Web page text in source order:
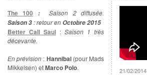
The 100 :Saison 2 diffusée.
Saison 3: retour enOctobre 2015
Better Call Saul : Saison 1 très
décevante.
En prévision : Hannibal(pour Mads
Mikkelsen) etMarco Polo. 21/02/2014